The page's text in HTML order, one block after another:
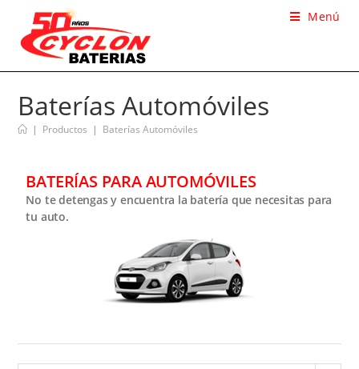
Menú
Baterías Automóviles
| Productos | Baterías Automóviles
BATERÍAS PARA AUTOMÓVILES
No te detengas y encuentra la batería que necesitas para
tu auto.